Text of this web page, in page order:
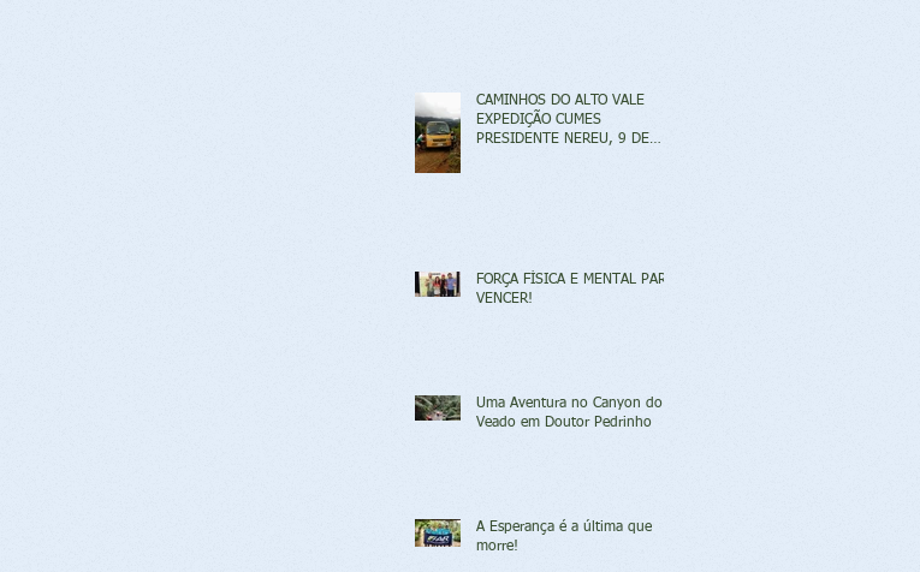
CAMINHOS DO ALTO VALE
EXPEDIÇÃO CUMES
PRESIDENTE NEREU, 9 DE
FORÇA FÍSICA E MENTAL PARA
VENCER!
Uma Aventura no Canyon do
Veado em Doutor Pedrinho
A Esperança é a última que
morre!